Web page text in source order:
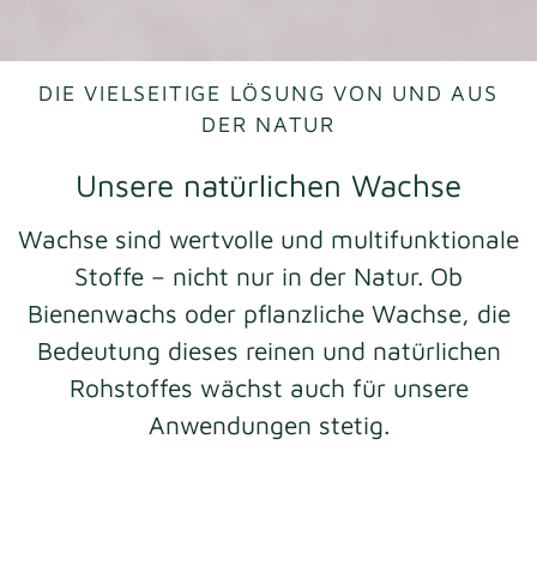
DIE VIELSEITIGE LÖSUNG VON UND AUS
DER NATUR
Unsere natürlichen Wachse
Wachse sind wertvolle und multifunktionale
Stoffe – nicht nur in der Natur. Ob
Bienenwachs oder pflanzliche Wachse, die
Bedeutung dieses reinen und natürlichen
Rohstoffes wächst auch für unsere
Anwendungen stetig.